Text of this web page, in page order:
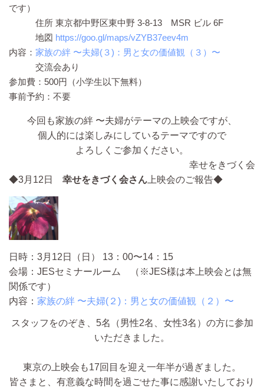
です）
住所 東京都中野区東中野 3-8-13 MSR ビル 6F
地図 https://goo.gl/maps/vZYB37eev4m
内容： 家族の絆 〜夫婦(３)：男と女の価値観（３）〜
交流会あり
参加費：500円（小学生以下無料）
事前予約：不要
今回も家族の絆 〜夫婦がテーマの上映会ですが、
個人的には楽しみにしているテーマですので
よろしくご参加ください。
幸せをきづく会
◆3月12日 幸せをきづく会さん上映会のご報告◆
日時：3月12日（日） 13：00〜14：15
会場：JESセミナールーム （※JES様は本上映会とは無
関係です）
内容： 家族の絆 〜夫婦(２)：男と女の価値観（２）〜
スタッフをのぞき、5名（男性2名、女性3名）の方に参加
いただきました。
東京の上映会も17回目を迎え一年半が過ぎました。
皆さまと、有意義な時間を過ごせた事に感謝いたしており